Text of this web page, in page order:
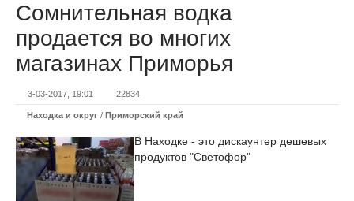
Сомнительная водка
продается во многих
магазинах Приморья
3-03-2017, 19:01 22834
Находка и округ / Приморский край
В Находке - это дискаунтер дешевых
продуктов "Светофор"